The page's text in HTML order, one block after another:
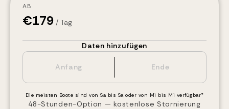
AB
€179 / Tag
Daten hinzufügen
Die meisten Boote sind von Sa bis Sa oder von Mi bis Mi verfügbar*
48-Stunden-Option — kostenlose Stornierung